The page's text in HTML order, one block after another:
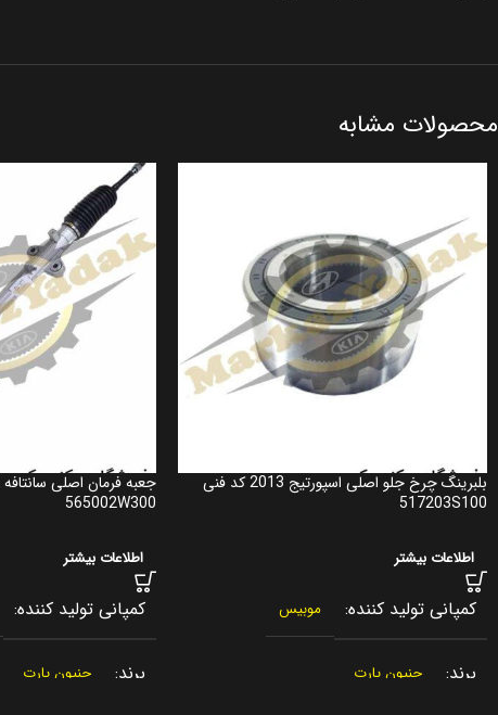
محصولات مشابه
بلبرینگ چرخ جلو اصلی اسپورتیج 2013 کد فنی
517203S100
اطلاعات بیشتر
کمپانی تولید کننده موبیس
برند جنیون پارت
565002W300
اطلاعات بیشتر
کمپانی تولید کننده
برند جنیون پارت